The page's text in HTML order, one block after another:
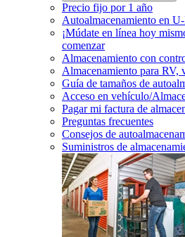
Precio fijo por 1 año
Autoalmacenamiento en
¡Múdate en línea hoy
comenzar
Almacenamiento con
Almacenamiento para RV,
Guía de tamaños de
Acceso en vehículo/
Pagar mi factura de
Preguntas frecuentes
Consejos de
Suministros de